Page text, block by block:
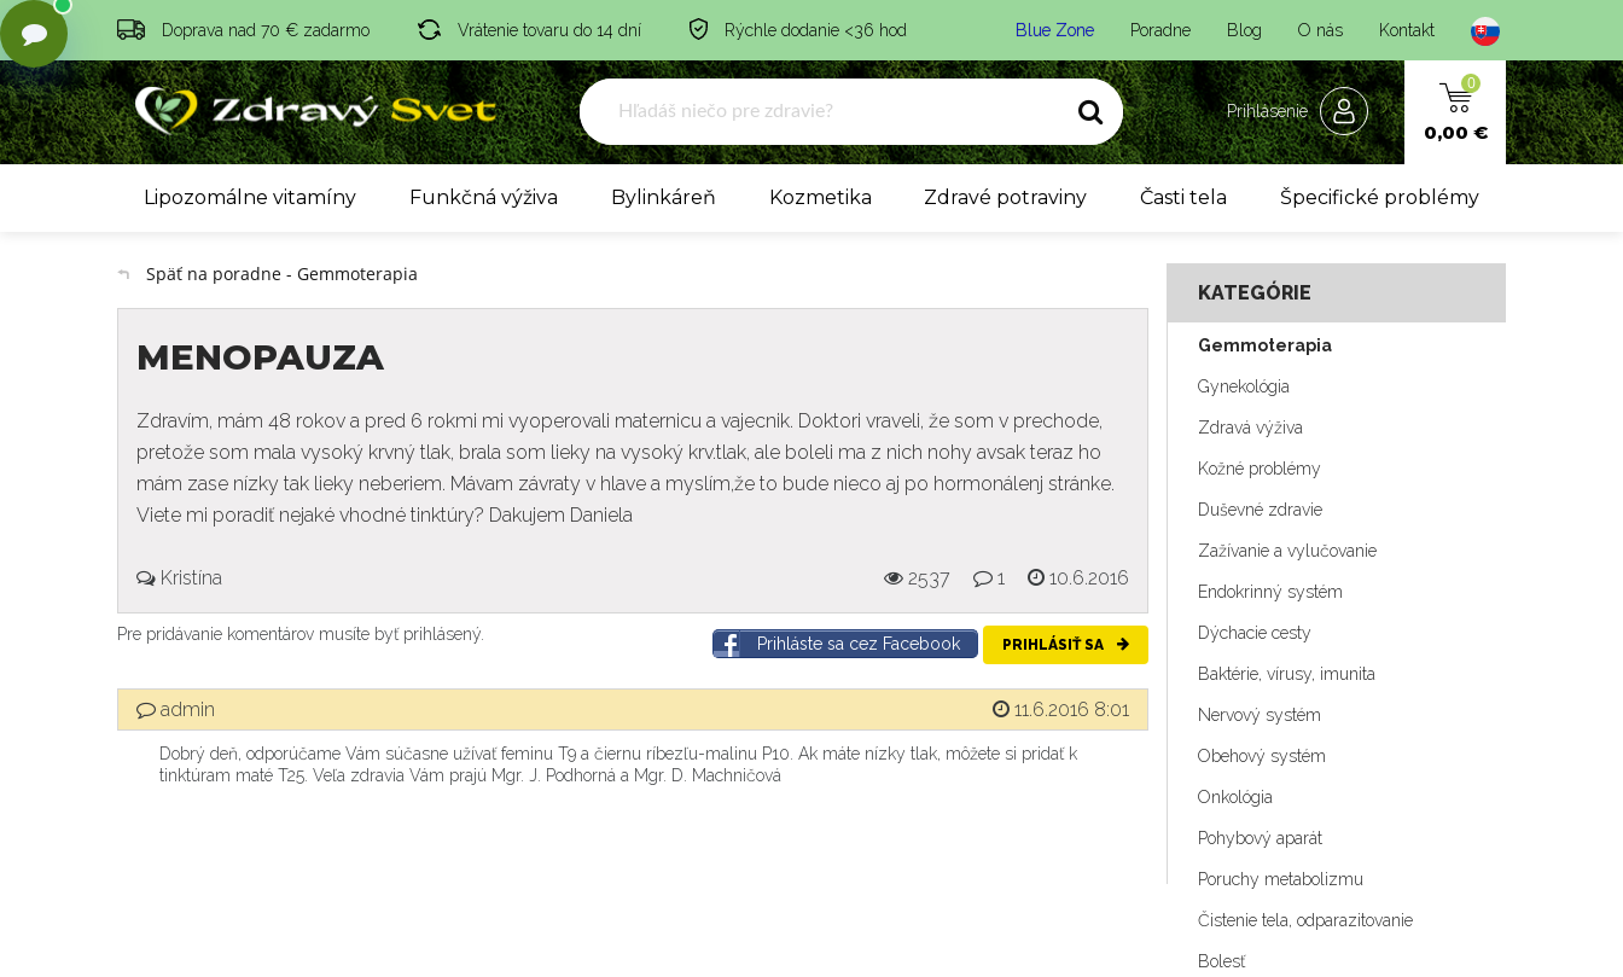
Doprava nad 70 € zadarmo Vrátenie tovaru do 14 dní Rýchle dodanie <36 hod Blue Zone Poradne Blog O nás Kontakt
0
0,00 €
Prihlásenie
Lipozomálne vitamíny Funkčná výživa Bylinkáreň Kozmetika Zdravé potraviny Časti tela Špecifické problémy
Späť na poradne - Gemmoterapia
MENOPAUZA
Zdravím, mám 48 rokov a pred 6 rokmi mi vyoperovali maternicu a vajecnik. Doktori vraveli, že som v prechode,
pretože som mala vysoký krvný tlak, brala som lieky na vysoký krv.tlak, ale boleli ma z nich nohy avsak teraz ho
mám zase nízky tak lieky neberiem. Mávam závraty v hlave a myslím,že to bude nieco aj po hormonálenj stránke.
Viete mi poradiť nejaké vhodné tinktúry? Dakujem Daniela
Kristína 2537 1 10.6.2016
Pre pridávanie komentárov musíte byť prihlásený. Prihláste sa cez Facebook PRIHLÁSIŤ SA
admin 11.6.2016 8:01
Dobrý deň, odporúčame Vám súčasne užívať feminu T9 a čiernu ríbezľu-malinu P10. Ak máte nízky tlak, môžete si pridať k
tinktúram maté T25. Veľa zdravia Vám prajú Mgr. J. Podhorná a Mgr. D. Machničová
KATEGÓRIE
Gemmoterapia
Gynekológia
Zdravá výživa
Kožné problémy
Duševné zdravie
Zažívanie a vylučovanie
Endokrinný systém
Dýchacie cesty
Baktérie, vírusy, imunita
Nervový systém
Obehový systém
Onkológia
Pohybový aparát
Poruchy metabolizmu
Čistenie tela, odparazitovanie
Bolesť